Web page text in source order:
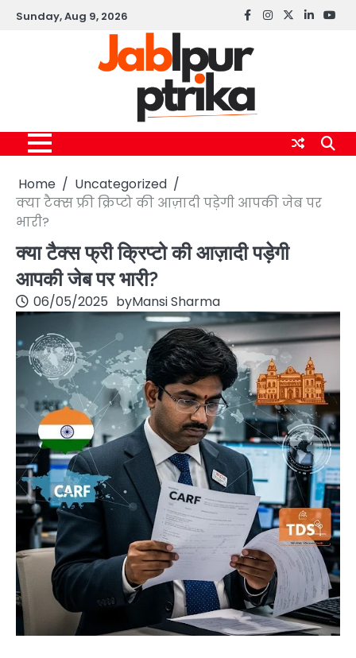
SkipSunday, Aug 9, 2026 Facebook
instagram
twitterlinkedin
Home
Uncategorized
क्या टैक्स फ्री क्रिप्टो की आज़ादी पड़ेगी आपकी जेब पर
भारी?
क्या टैक्स फ्री क्रिप्टो की आज़ादी पड़ेगी
आपकी जेब पर भारी?
06/05/2025 byMansi Sharma